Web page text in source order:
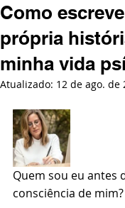
Como
própria
minha vida
Atualizado: 12 de ago. de
Quem sou eu antes
consciência de mim?